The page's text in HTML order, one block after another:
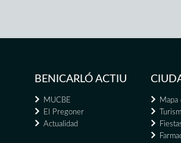
BENICARLÓ ACTIU
MUCBE
El Pregoner
Actualidad
Mapa